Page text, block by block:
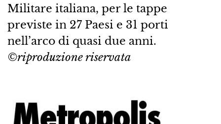
Militare italiana, per le tappe
previste in 27 Paesi e 31 porti
nell’arco di quasi due anni.
©riproduzione riservata